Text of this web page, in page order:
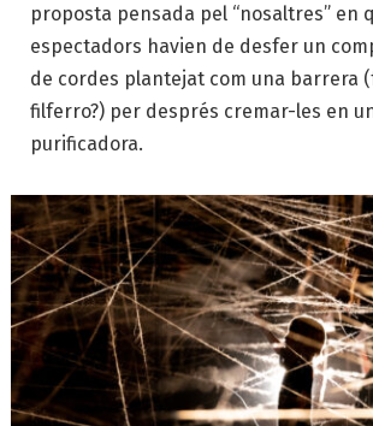
proposta pensada pel “nosaltres” en
espectadors havien de desfer un
de cordes plantejat com una barrera
filferro?) per després cremar-les en
purificadora.